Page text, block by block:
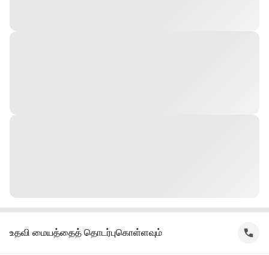
உதவி மையத்தைத் தொடர்புகொள்ளவும்